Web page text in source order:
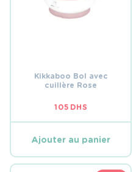
Kikkaboo Bol avec
cuillère Rose
105 DHS
Ajouter au panier